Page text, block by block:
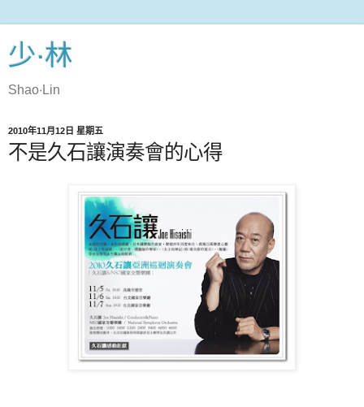
少‧林
Shao‧Lin
2010年11月12日 星期五
不是久石讓演奏會的心得